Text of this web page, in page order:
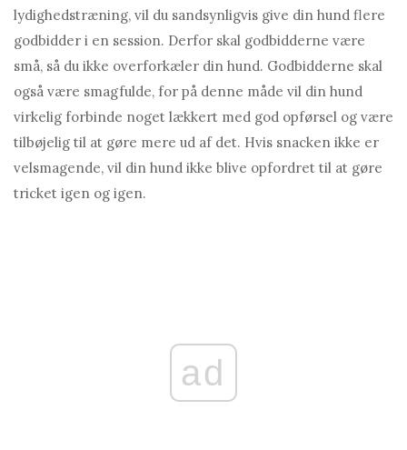
lydighedstræning, vil du sandsynligvis give din hund flere
godbidder i en session. Derfor skal godbidderne være
små, så du ikke overforkæler din hund. Godbidderne skal
også være smagfulde, for på denne måde vil din hund
virkelig forbinde noget lækkert med god opførsel og være
tilbøjelig til at gøre mere ud af det. Hvis snacken ikke er
velsmagende, vil din hund ikke blive opfordret til at gøre
tricket igen og igen.
ad